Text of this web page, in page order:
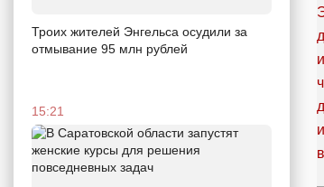
Троих жителей Энгельса осудили за
отмывание 95 млн рублей
15:21